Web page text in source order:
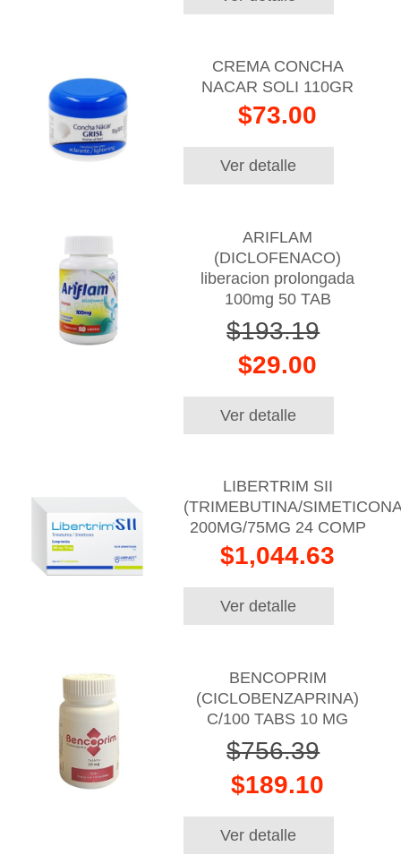
CREMA CONCHA
NACAR SOLI 110GR
$73.00
Ver detalle
ARIFLAM
(DICLOFENACO)
liberacion prolongada
100mg 50 TAB
$193.19
$29.00
Ver detalle
LIBERTRIM SII
(TRIMEBUTINA/
200MG/75MG 24 COMP
$1,044.63
Ver detalle
BENCOPRIM
(CICLOBENZAPRINA)
C/100 TABS 10 MG
$756.39
$189.10
Ver detalle